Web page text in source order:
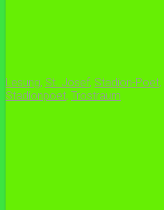
Lesung, St. Josef, Stadion-Poet,
Stadionpoet, Trostraum